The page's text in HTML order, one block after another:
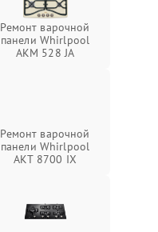
Ремонт варочной
панели Whirlpool
AKM 528 JA
Ремонт варочной
панели Whirlpool
AKT 8700 IX